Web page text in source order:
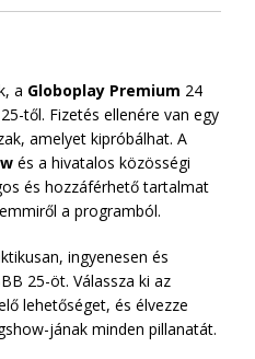
a Globoplay Premium 24
től. Fizetés ellenére van egy
amelyet kipróbálhat. A
és a hivatalos közösségi
és hozzáférhető tartalmat
a programból.
ingyenesen és
25-öt. Válassza ki az
lehetőséget, és élvezze
jának minden pillanatát.